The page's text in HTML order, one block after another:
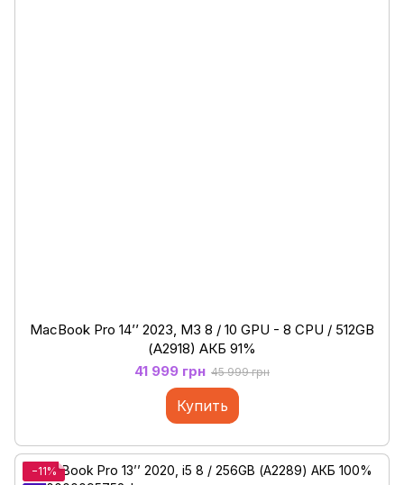
MacBook Pro 14’’ 2023, M3 8 / 10 GPU - 8 CPU / 512GB
(А2918) АКБ 91%
41 999 грн 45 999 грн
Купить
−11%